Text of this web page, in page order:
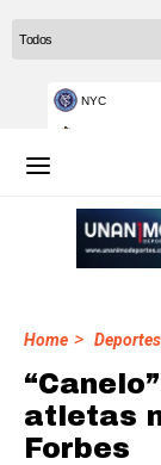
Home > Deportes
atletas
Forbes